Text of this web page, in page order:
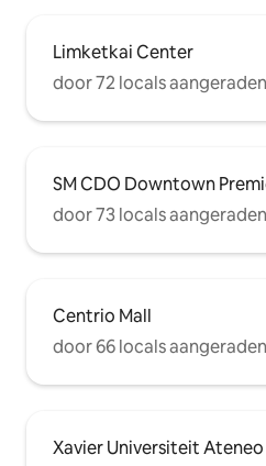
Limketkai Center
door 72 locals aangeraden
SM CDO Downtown
door 73 locals aangeraden
Centrio Mall
door 66 locals aangeraden
Xavier Universiteit